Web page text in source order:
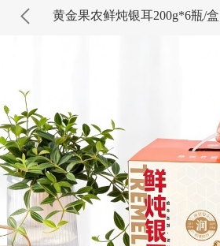
黄金果农鲜炖银耳200g*6瓶/盒